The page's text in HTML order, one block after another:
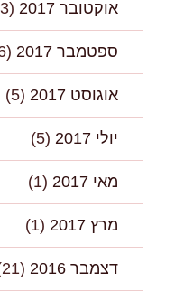
אוקטובר 2017 (3)
ספטמבר 2017 (6)
אוגוסט 2017 (5)
יולי 2017 (5)
מאי 2017 (1)
מרץ 2017 (1)
דצמבר 2016 (21)